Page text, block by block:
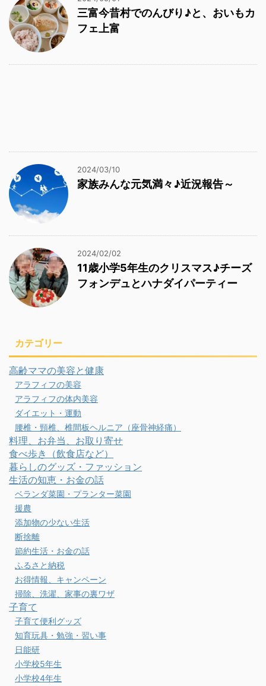
三富今昔村でのんびり♪と、おいもカ
フェ上富
2024/03/10
家族みんな元気満々♪近況報告～
2024/02/02
11歳小学5年生のクリスマス♪チーズ
フォンデュとハナダイパーティー
カテゴリー
高齢ママの美容と健康
アラフィフの美容
アラフィフの体内美容
ダイエット・運動
腰椎・頸椎、椎間板ヘルニア（座骨神経痛）
料理、お弁当、お取り寄せ
食べ歩き（飲食店など）
暮らしのグッズ・ファッション
生活の知恵・お金の話
ベランダ菜園・プランター菜園
援農
添加物の少ない生活
断捨離
節約生活・お金の話
ふるさと納税
お得情報、キャンペーン
掃除、洗濯、家事の裏ワザ
子育て
子育て便利グッズ
知育玩具・勉強・習い事
日能研
小学校5年生
小学校4年生